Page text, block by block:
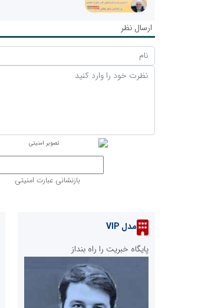
ارسال نظر
بازنشانی عبارت امنیتی
مدل VIP
پایگاه خبریت را راه بنداز